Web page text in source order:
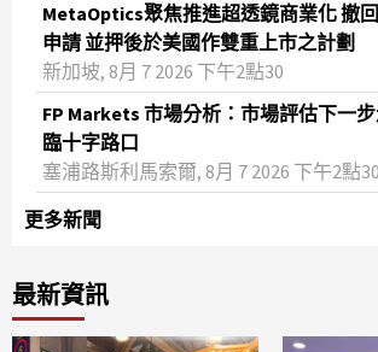
MetaOptics聚焦推進超透鏡商業化 撤
申請 並押後於美國作雙重上市之計劃
新加坡, 8月 7 2026 下午2點30
FP Markets 市場分析：市場評估下一
臨十字路口
塞浦路斯利馬索爾, 8月 7 2026 下午2點30
更多新聞
最新資訊